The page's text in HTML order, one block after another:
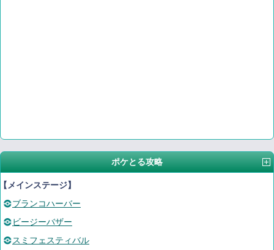
ポケとる攻略
メインステージ】
ブランコハーバー
ビージーバザー
スミフェスティバル